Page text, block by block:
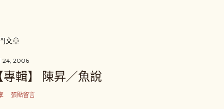
文章
24, 2006
專輯】 陳昇／魚說
張貼留言